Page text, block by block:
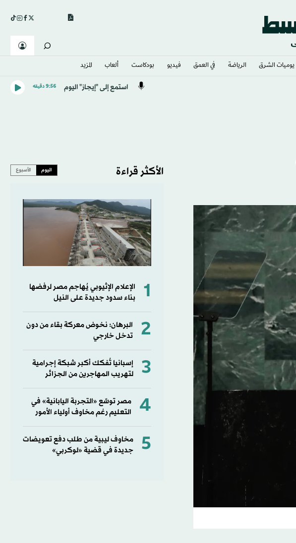
يوميات الشرق​ الرياضة في العمق فيديو بودكاست ألعاب المزيد
استمع إلى "إيجاز" اليوم 9:56 دقيقه
الأكثر قراءة اليوم الأسبوع
1
الإعلام الإثيوبي يُهاجم مصر لرفضها
بناء سدود جديدة على النيل
2
البرهان: نخوض معركة بقاء من دون
تدخل خارجي
3
إسبانيا تُفكك أكبر شبكة إجرامية
لتهريب المهاجرين من الجزائر
4
مصر توسِّع «التجربة اليابانية» في
التعليم رغم مخاوف أولياء الأمور
5
مخاوف ليبية من طلب دفع تعويضات
جديدة في قضية «لوكربي»